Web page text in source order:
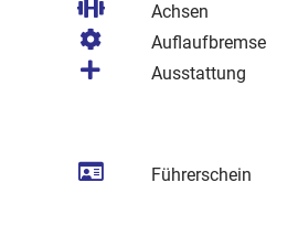
Achsen
Auflaufbremse
Ausstattung
Führerschein